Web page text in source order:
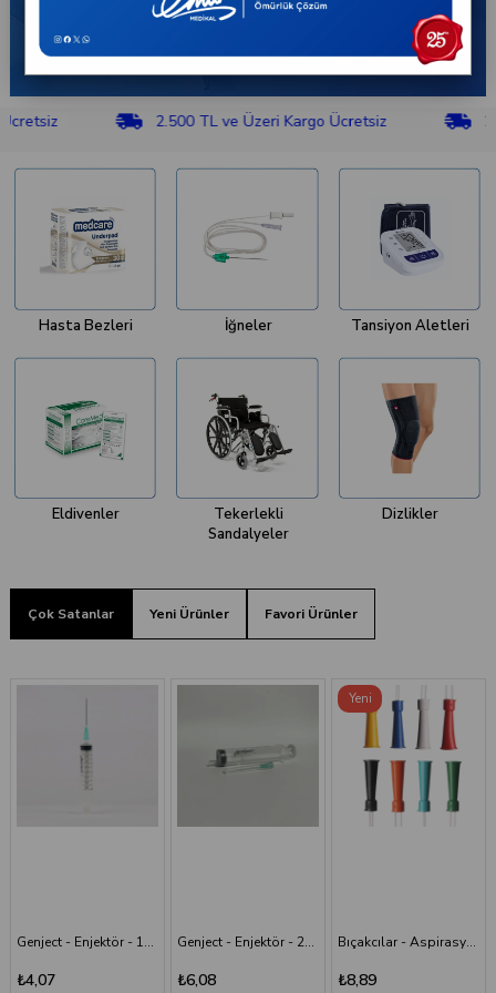
2.500 TL ve Üzeri Kargo Ücretsiz 2.500
Hasta Bezleri İğneler Tansiyon Aletleri
Eldivenler
Tekerlekli
Sandalyeler
Dizlikler
Çok Satanlar Yeni Ürünler Favori Ürünler
Genject - Enjektör - 10 cc - 3P - 21G - 38 mm
₺4,07
Genject - Enjektör - 20 cc 38 mm- 3P - Yeşil İğneli
₺6,08
Bıçakcılar - Aspirasyon Sondası
₺8,89
Yeni
Ürün